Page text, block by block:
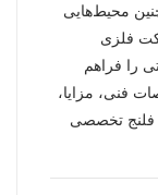
محیط‌هایی
فلزی
را فراهم
فنی، مزایا،
فلنج تخصصی